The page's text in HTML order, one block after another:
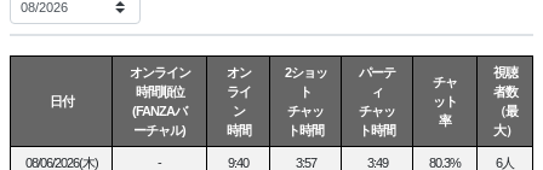
🍼ツーショット
【音が鳴らず申請に気付けない事があるのでめげずに申請して🥹】
・恋人気分で超ラブラブプレイ💋独占欲丸出しのイメプ💋など💓
・スイッチャーなのでSもMもいけるよ😎
・声フェチなのであなたの声で興奮度アップ☝️
・個人的なお話、相談もこちらで
日付
オンライン
時間順位
(FANZAバ
ーチャル)
オン
ライ
ン
時間
2ショッ
ト
チャッ
ト時間
パーテ
ィ
チャッ
ト時間
チャ
ット
率
視聴
者数
（最
大）
08/06/2026(木) - 9:40 3:57 3:49 80.3% 6人